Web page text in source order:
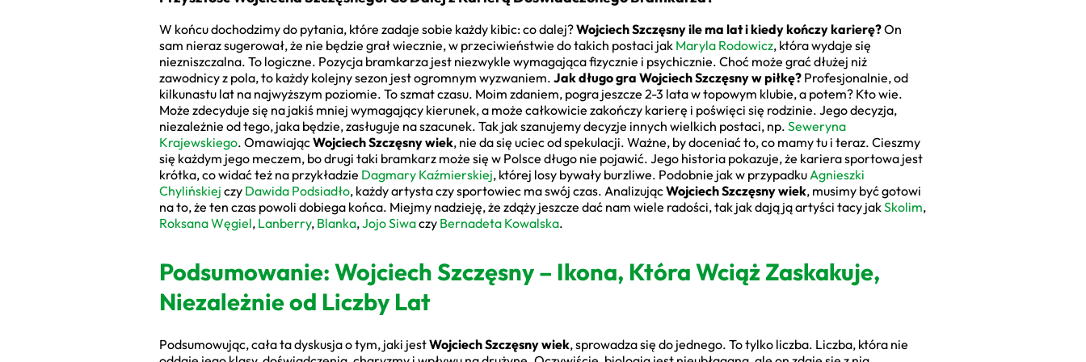
W końcu dochodzimy do pytania, które zadaje sobie każdy kibic: co dalej?Wojciech Szczęsny ile ma lat i kiedy kończy karierę?On
sam nieraz sugerował, że nie będzie grał wiecznie, w przeciwieństwie do takich postaci jak Maryla Rodowicz, która wydaje się
niezniszczalna. To logiczne. Pozycja bramkarza jest niezwykle wymagająca fizycznie i psychicznie. Choć może grać dłużej niż
zawodnicy z pola, to każdy kolejny sezon jest ogromnym wyzwaniem. Jak długo gra Wojciech Szczęsny w piłkę? Profesjonalnie, od
kilkunastu lat na najwyższym poziomie. To szmat czasu. Moim zdaniem, pogra jeszcze 2-3 lata w topowym klubie, a potem? Kto wie.
Może zdecyduje się na jakiś mniej wymagający kierunek, a może całkowicie zakończy karierę i poświęci się rodzinie. Jego decyzja,
niezależnie od tego, jaka będzie, zasługuje na szacunek. Tak jak szanujemy decyzje innych wielkich postaci, np. Seweryna
Krajewskiego. OmawiającWojciech Szczęsny wiek, nie da się uciec od spekulacji. Ważne, by doceniać to, co mamy tu i teraz. Cieszmy
się każdym jego meczem, bo drugi taki bramkarz może się w Polsce długo nie pojawić. Jego historia pokazuje, że kariera sportowa jest
krótka, co widać też na przykładzie Dagmary Kaźmierskiej, której losy bywały burzliwe. Podobnie jak w przypadkuAgnieszki
Chylińskiej czy Dawida Podsiadło, każdy artysta czy sportowiec ma swój czas. AnalizującWojciech Szczęsny wiek, musimy być gotowi
na to, że ten czas powoli dobiega końca. Miejmy nadzieję, że zdąży jeszcze dać nam wiele radości, tak jak dają ją artyści tacy jakSkolim,
Roksana Węgiel, Lanberry, Blanka,Jojo Siwaczy Bernadeta Kowalska.
Podsumowanie: Wojciech Szczęsny – Ikona, Która Wciąż Zaskakuje,
Niezależnie od Liczby Lat
Podsumowując, cała ta dyskusja o tym, jaki jestWojciech Szczęsny wiek, sprowadza się do jednego. To tylko liczba. Liczba, która nie